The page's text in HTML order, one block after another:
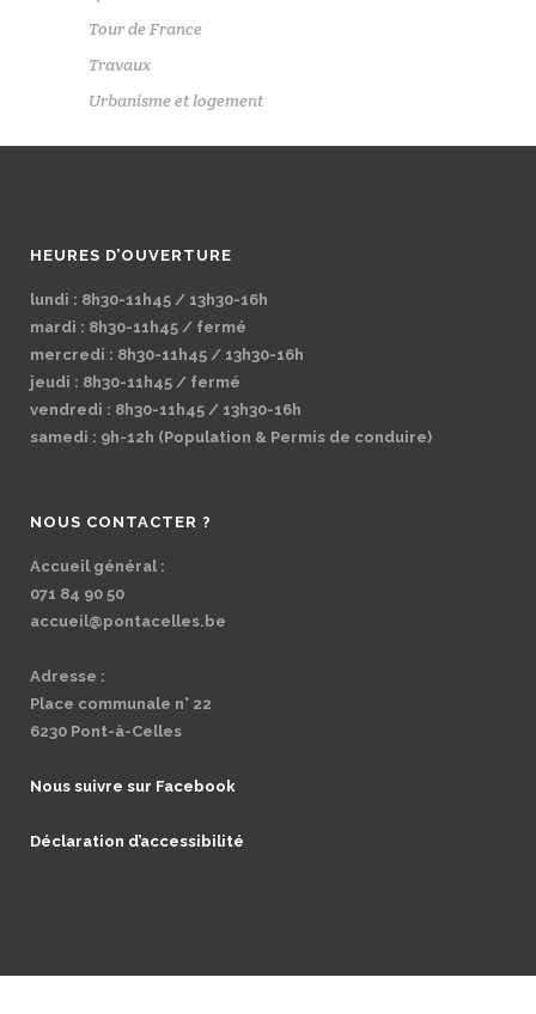
Tour de France
Travaux
Urbanisme et logement
HEURES D’OUVERTURE
lundi : 8h30-11h45 / 13h30-16h
mardi : 8h30-11h45 / fermé
mercredi : 8h30-11h45 / 13h30-16h
jeudi : 8h30-11h45 / fermé
vendredi : 8h30-11h45 / 13h30-16h
samedi : 9h-12h (Population & Permis de conduire)
NOUS CONTACTER ?
Accueil général :
071 84 90 50
accueil@pontacelles.be
Adresse :
Place communale n° 22
6230 Pont-à-Celles
Nous suivre sur Facebook
Déclaration d’accessibilité